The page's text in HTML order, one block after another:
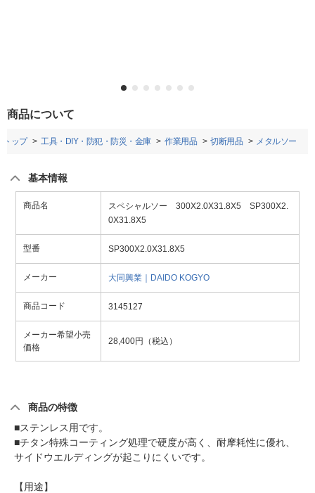
商品について
トップ 工具・DIY・防犯・防災・金庫 作業用品 切断用品 メタルソー
基本情報
商品名
スペシャルソー 300X2.0X31.8X5 SP300X2.
0X31.8X5
型番 SP300X2.0X31.8X5
メーカー 大同興業｜DAIDO KOGYO
商品コード 3145127
メーカー希望小売
価格
28,400円（税込）
商品の特徴
■ステンレス用です。
■チタン特殊コーティング処理で硬度が高く、耐摩耗性に優れ、
サイドウエルディングが起こりにくいです。
【用途】